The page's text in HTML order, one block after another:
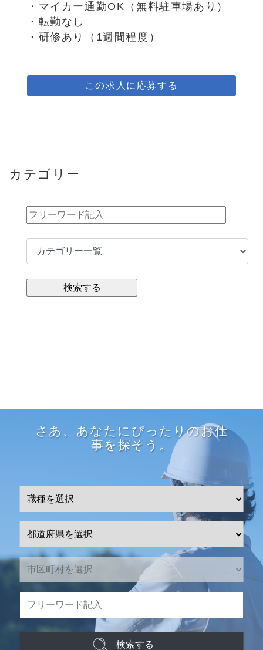
・マイカー通勤OK（無料駐車場あり）
・転勤なし
・研修あり（1週間程度）
この求人に応募する
カテゴリー
さあ、あなたにぴったりのお仕
事を探そう。
検索する